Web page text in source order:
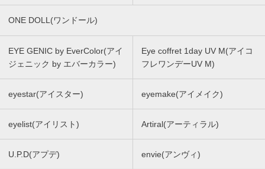
ONE DOLL(ワンドール)
EYE GENIC by EverColor(アイ
ジェニック by エバーカラー)
Eye coffret 1day UV M(アイコ
フレワンデーUV M)
eyestar(アイスター) eyemake(アイメイク)
eyelist(アイリスト) Artiral(アーティラル)
U.P.D(アプデ) envie(アンヴィ)